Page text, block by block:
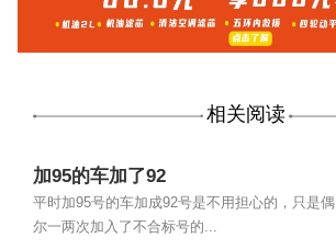
相关阅读
加95的车加了92
平时加95号的车加成92号是不用担心的，只是偶
尔一两次加入了不合标号的...